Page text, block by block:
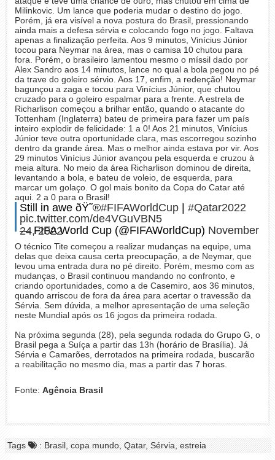
Milinkovic. Um lance que poderia mudar o destino do jogo.
Porém, já era visível a nova postura do Brasil, pressionando
ainda mais a defesa sérvia e colocando fogo no jogo. Faltava
apenas a finalização perfeita. Aos 9 minutos, Vinícius Júnior
tocou para Neymar na área, mas o camisa 10 chutou para
fora. Porém, o brasileiro lamentou mesmo o míssil dado por
Alex Sandro aos 14 minutos, lance no qual a bola pegou no pé
da trave do goleiro sérvio. Aos 17, enfim, a redenção! Neymar
bagunçou a zaga e tocou para Vinícius Júnior, que chutou
cruzado para o goleiro espalmar para a frente. A estrela de
Richarlison começou a brilhar então, quando o atacante do
Tottenham (Inglaterra) bateu de primeira para fazer um país
inteiro explodir de felicidade: 1 a 0! Aos 21 minutos, Vinícius
Júnior teve outra oportunidade clara, mas escorregou sozinho
dentro da grande área. Mas o melhor ainda estava por vir. Aos
29 minutos Vinícius Júnior avançou pela esquerda e cruzou à
meia altura. No meio da área Richarlison dominou de direita,
levantando a bola, e bateu de voleio, de esquerda, para
marcar um golaço. O gol mais bonito da Copa do Catar até
aqui. 2 a 0 para o Brasil!
Still in awe ðŸ˜®#FIFAWorldCup| #Qatar2022
pic.twitter.com/de4VGuVBN5
— FIFA World Cup (@FIFAWorldCup)
November 24, 2022
O técnico Tite começou a realizar mudanças na equipe, uma
delas que deixa causa certa preocupação, a de Neymar, que
levou uma entrada dura no pé direito. Porém, mesmo com as
mudanças, o Brasil continuou mandando no confronto, e
criando oportunidades, como a de Casemiro, aos 36 minutos,
quando arriscou de fora da área para acertar o travessão da
Sérvia. Sem dúvida, a melhor apresentação de uma seleção
neste Mundial após os 16 jogos da primeira rodada.
Na próxima segunda (28), pela segunda rodada do Grupo G, o
Brasil pega a Suíça a partir das 13h (horário de Brasília). Já
Sérvia e Camarões, derrotados na primeira rodada, buscarão
a reabilitação no mesmo dia, mas a partir das 7 horas.
Fonte: Agência Brasil
Tags : Brasil, copa mundo, Qatar, Sérvia, estreia